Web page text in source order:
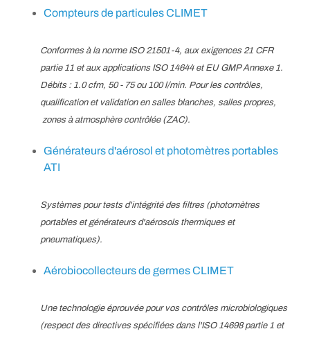
Compteurs de particules CLIMET
Conformes à la norme ISO 21501-4, aux exigences 21 CFR
partie 11 et aux applications ISO 14644 et EU GMP Annexe 1.
Débits : 1.0 cfm, 50 - 75 ou 100 l/min. Pour les contrôles,
qualification et validation en salles blanches, salles propres,
zones à atmosphère contrôlée (ZAC).
Générateurs d'aérosol et photomètres portables
ATI
Systèmes pour tests d'intégrité des filtres (photomètres
portables et générateurs d'aérosols thermiques et
pneumatiques).
Aérobiocollecteurs de germes CLIMET
Une technologie éprouvée pour vos contrôles microbiologiques
(respect des directives spécifiées dans l'ISO 14698 partie 1 et